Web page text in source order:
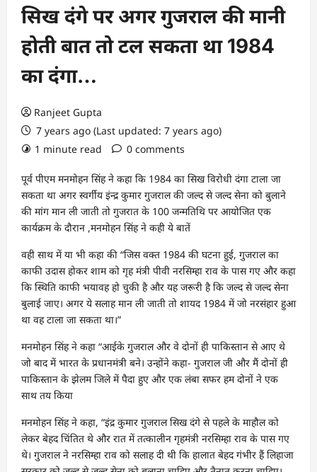
सिख दंगे पर अगर गुजराल की मानी
होती बात तो टल सकता था 1984
का दंगा…
Ranjeet Gupta
7 years ago (Last updated: 7 years ago)
1 minute read
0 comments
पूर्व पीएम मनमोहन सिंह ने कहा कि 1984 का सिख विरोधी दंगा टाला जा
सकता था अगर स्वर्गीय इंन्द्र कुमार गुजराल की जल्द से जल्द सेना को बुलाने
की मांग मान ली जाती तो गुजरात के 100 जन्मतिथि पर आयोजित एक
कार्यक्रम के दौरान ,मनमोहन सिंह ने कही ये बातें
वही साथ में या भी कहा की “जिस वक्त 1984 की घटना हुई, गुजराल का
काफी उदास होकर शाम को गृह मंत्री पीवी नरसिम्हा राव के पास गए और कहा
कि स्थिति काफी भयावह हो चुकी है और यह जरूरी है कि जल्द से जल्द सेना
बुलाई जाए। अगर ये सलाह मान ली जाती तो शायद 1984 में जो नरसंहार हुआ
था वह टाला जा सकता था।”
मनमोहन सिंह ने कहा “आईके गुजराल और वे दोनों ही पाकिस्तान से आए थे
जो बाद में भारत के प्रधानमंत्री बने। उन्होंने कहा- गुजराल जी और मैं दोनों ही
पाकिस्तान के झेलम जिले में पैदा हुए और एक लंबा सफर हम दोनों ने एक
साथ तय किया
मनमोहन सिंह ने कहा, “इंद्र कुमार गुजराल सिख दंगे से पहले के माहौल को
लेकर बेहद चिंतित थे और रात में तत्कालीन गृहमंत्री नरसिम्हा राव के पास गए
थे। गुजराल ने नरसिम्हा राव को सलाह दी थी कि हालात बेहद गंभीर हैं लिहाजा